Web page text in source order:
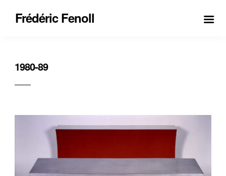
Frédéric Fenoll
1980-89